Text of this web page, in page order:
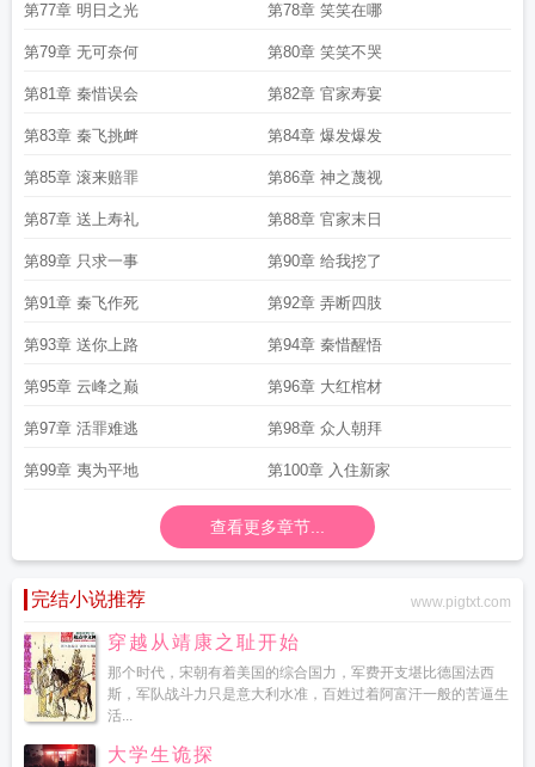
第77章 明日之光 第78章 笑笑在哪
第79章 无可奈何 第80章 笑笑不哭
第81章 秦惜误会 第82章 官家寿宴
第83章 秦飞挑衅 第84章 爆发爆发
第85章 滚来赔罪 第86章 神之蔑视
第87章 送上寿礼 第88章 官家末日
第89章 只求一事 第90章 给我挖了
第91章 秦飞作死 第92章 弄断四肢
第93章 送你上路 第94章 秦惜醒悟
第95章 云峰之巅 第96章 大红棺材
第97章 活罪难逃 第98章 众人朝拜
第99章 夷为平地 第100章 入住新家
查看更多章节...
完结小说推荐 www.pigtxt.com
穿越从靖康之耻开始
那个时代，宋朝有着美国的综合国力，军费开支堪比德国法西
斯，军队战斗力只是意大利水准，百姓过着阿富汗一般的苦逼生
活...
大学生诡探